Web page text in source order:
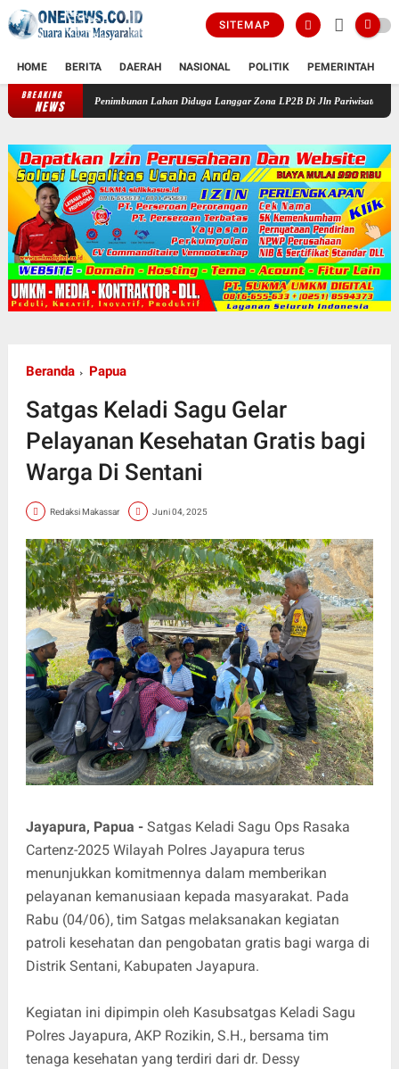
SITEMAP
HOME BERITA DAERAH NASIONAL POLITIK PEMERINTAH
BREAKING
NEWS
Penimbunan Lahan Diduga Langgar Zona LP2B Di Jln Pariwisata Macanda Gowa,
Beranda Papua
Satgas Keladi Sagu Gelar
Pelayanan Kesehatan Gratis bagi
Warga Di Sentani
Redaksi Makassar Juni 04, 2025
Jayapura, Papua - Satgas Keladi Sagu Ops Rasaka
Cartenz-2025 Wilayah Polres Jayapura terus
menunjukkan komitmennya dalam memberikan
pelayanan kemanusiaan kepada masyarakat. Pada
Rabu (04/06), tim Satgas melaksanakan kegiatan
patroli kesehatan dan pengobatan gratis bagi warga di
Distrik Sentani, Kabupaten Jayapura.
Kegiatan ini dipimpin oleh Kasubsatgas Keladi Sagu
Polres Jayapura, AKP Rozikin, S.H., bersama tim
tenaga kesehatan yang terdiri dari dr. Dessy